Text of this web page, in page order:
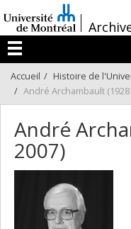
au
contenu
/
Menu
Accueil Histoire de
André Archambault (1928
André
2007)